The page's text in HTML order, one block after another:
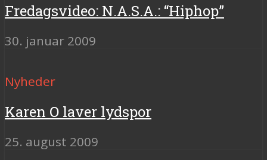
Fredagsvideo: N.A.S.A.: “Hiphop”
30. januar 2009
Nyheder
Karen O laver lydspor
25. august 2009